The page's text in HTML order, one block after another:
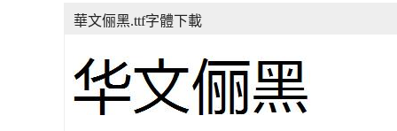
華文俪黑.ttf字體下載